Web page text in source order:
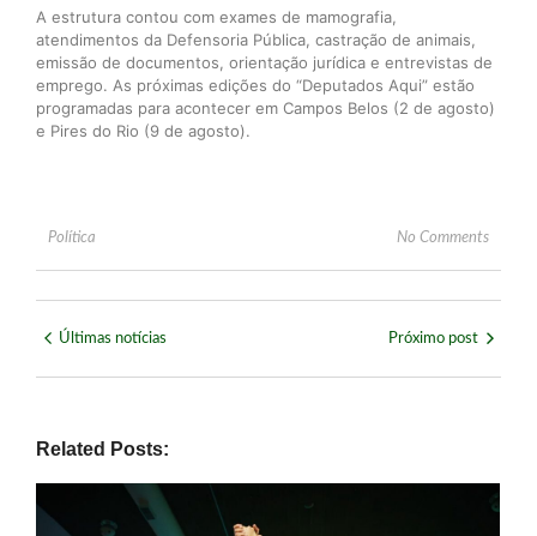
A estrutura contou com exames de mamografia,
atendimentos da Defensoria Pública, castração de animais,
emissão de documentos, orientação jurídica e entrevistas de
emprego. As próximas edições do “Deputados Aqui” estão
programadas para acontecer em Campos Belos (2 de agosto)
e Pires do Rio (9 de agosto).
Política No Comments
Últimas notícias Próximo post
Related Posts: